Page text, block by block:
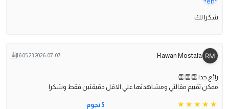
شكرا لك
Rawan Mostafa
2026-07-07 16:05:23
رائع جدا 👏👏👏
ممكن تقييم مقالتي ومشاهدتها علي الاقل دقيقتين فقط وشكرا
5 نجوم